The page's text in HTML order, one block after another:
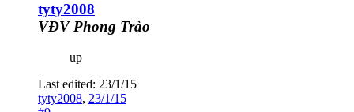
tyty2008
VĐV Phong Trào
up
Last edited: 23/1/15
tyty2008, 23/1/15